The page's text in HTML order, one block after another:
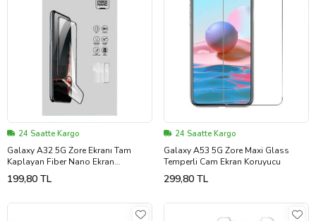
24 Saatte Kargo
Galaxy A32 5G Zore Ekranı Tam
Kaplayan Fiber Nano Ekran
Koruyucu (Siyah)
199,80 TL
24 Saatte Kargo
Galaxy A53 5G Zore Maxi Glass
Temperli Cam Ekran Koruyucu
299,80 TL